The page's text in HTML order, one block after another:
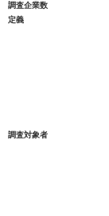
調査企業数
定義
調査対象者